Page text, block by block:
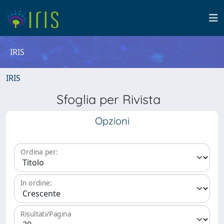
IRIS
IRIS
Sfoglia per Rivista
Opzioni
Ordina per:
In ordine:
Risultati/Pagina